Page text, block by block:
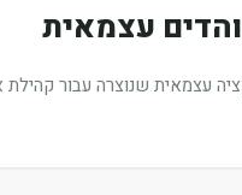
עצמאית
עצמאית שנוצרה עבור קהילת